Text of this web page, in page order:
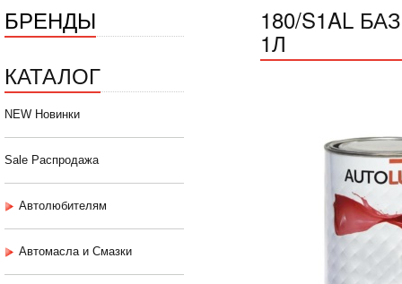
БРЕНДЫ
КАТАЛОГ
NEW Новинки
Sale Распродажа
Автолюбителям
Автомасла и Смазки
180/S1AL
1Л